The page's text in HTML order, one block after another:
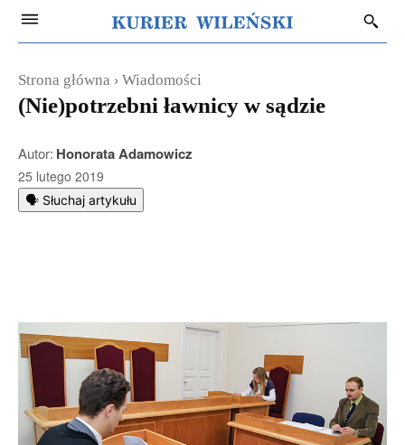
Strona główna Wiadomości
(Nie)potrzebni ławnicy w sądzie
Autor: Honorata Adamowicz
25 lutego 2019
🗣️ Słuchaj artykułu